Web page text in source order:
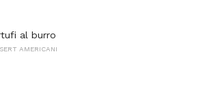
al burro
AMERICANI